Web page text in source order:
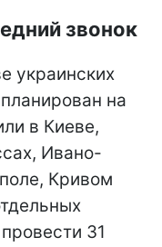
звонок
украинских
на
в Киеве,
Ивано-
Кривом
31